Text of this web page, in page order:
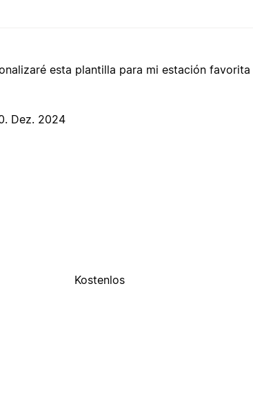
esta plantilla para mi estación favorita
Dez. 2024
Kostenlos